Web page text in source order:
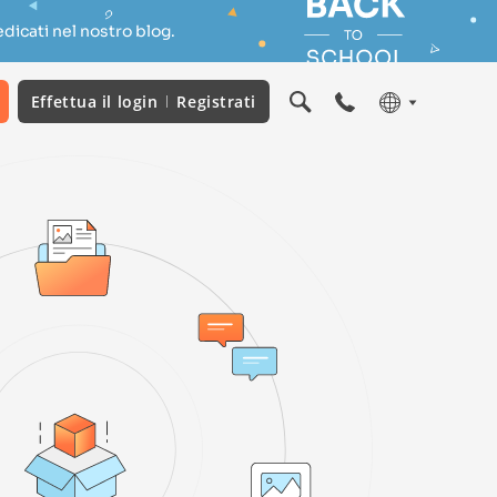
nel nostro blog.
Effettua il login Registrati